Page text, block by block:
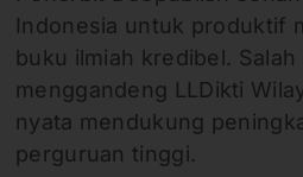
Indonesia untuk produktif
buku ilmiah kredibel.
menggandeng LLDikti
nyata mendukung
perguruan tinggi.